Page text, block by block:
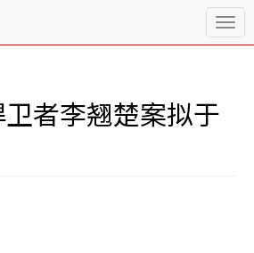
T
o
者李翘楚案拟于